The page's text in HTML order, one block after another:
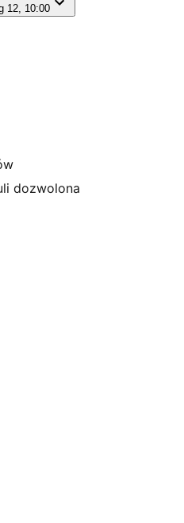
12, 10:00
dozwolona